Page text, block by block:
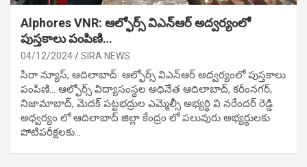
Alphores VNR: ఆల్ఫోర్స్ విఎన్ఆర్ అద్వర్యంలో
పుస్తకాలు పంపిణి…
04/12/2024 SIRA NEWS
సిరా న్యూస్, ఆదిలాబాద్: ఆల్ఫోర్స్ విఎన్ఆర్ అద్వర్యంలో పుస్తకాలు
పంపిణి… ఆల్ఫోర్స్ విద్యాసంస్థల అధినేత ఆదిలాబాద్, కరీంనగర్,
నిజామాబాద్, మెదక్ పట్టభద్రుల ఎమ్మెల్సీ అభ్యర్థి వి నరేందర్ రెడ్డి
అధ్వర్యం లో ఆదిలాబాద్ జిల్లా కేంద్రం లో పలువురు అభ్యర్థులకు
పోటిప‌రీక్ష‌ల‌కు…